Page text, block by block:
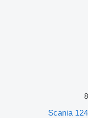
8
Scania 124